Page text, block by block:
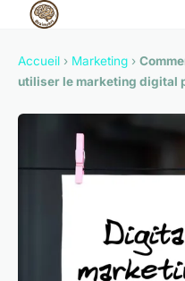
Accueil › Marketing ›
utiliser le marketing digital